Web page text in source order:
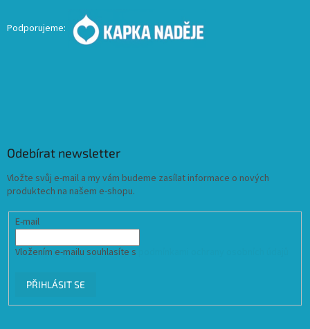
Podporujeme:
Odebírat newsletter
Vložte svůj e-mail a my vám budeme zasílat informace o nových
produktech na našem e-shopu.
E-mail
Vložením e-mailu souhlasíte s
PŘIHLÁSIT SE